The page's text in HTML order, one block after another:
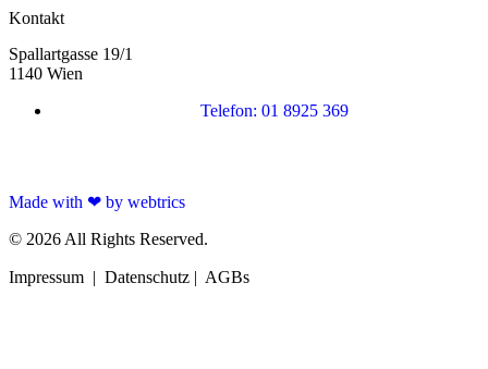
Kontakt
Spallartgasse 19/1
1140 Wien
Telefon: 01 8925 369
Made with ❤ by webtrics
© 2026 All Rights Reserved.
Impressum | Datenschutz | AGBs